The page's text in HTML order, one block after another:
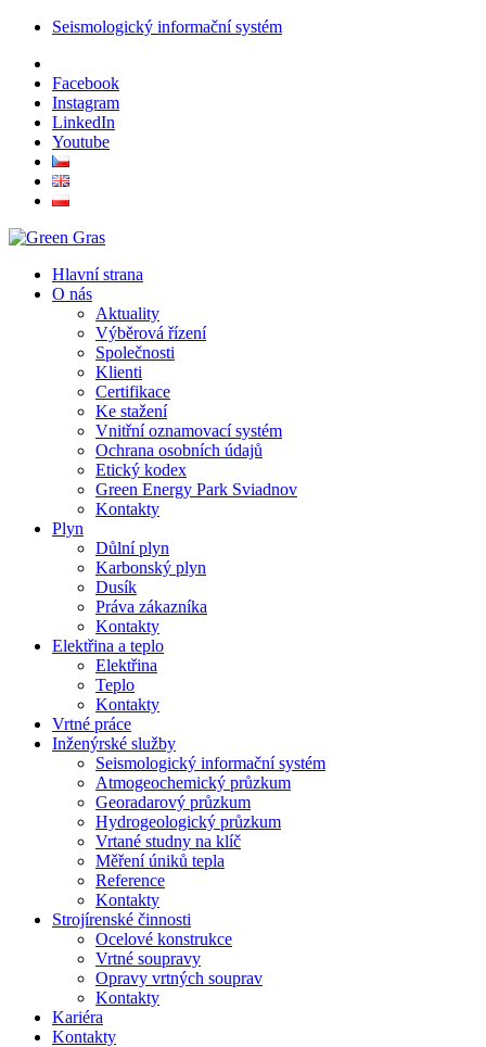
Seismologický informační systém
Facebook
Instagram
LinkedIn
Youtube
Hlavní strana
O nás
Aktuality
Výběrová řízení
Společnosti
Klienti
Certifikace
Ke stažení
Vnitřní oznamovací systém
Ochrana osobních údajů
Etický kodex
Green Energy Park Sviadnov
Kontakty
Plyn
Důlní plyn
Karbonský plyn
Dusík
Práva zákazníka
Kontakty
Elektřina a teplo
Elektřina
Teplo
Kontakty
Vrtné práce
Inženýrské služby
Seismologický informační systém
Atmogeochemický průzkum
Georadarový průzkum
Hydrogeologický průzkum
Vrtané studny na klíč
Měření úniků tepla
Reference
Kontakty
Strojírenské činnosti
Ocelové konstrukce
Vrtné soupravy
Opravy vrtných souprav
Kontakty
Kariéra
Kontakty